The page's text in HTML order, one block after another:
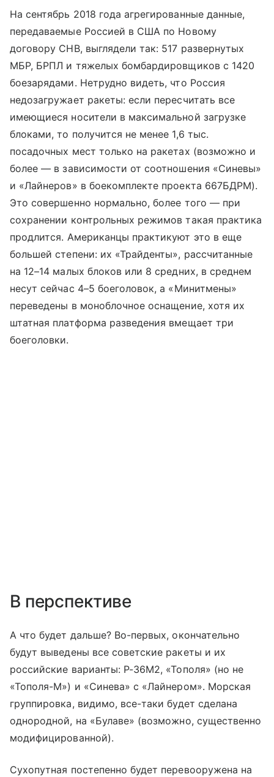
На сентябрь 2018 года агрегированные данные,
передаваемые Россией в США по Новому
договору СНВ, выглядели так: 517 развернутых
МБР, БРПЛ и тяжелых бомбардировщиков с 1420
боезарядами. Нетрудно видеть, что Россия
недозагружает ракеты: если пересчитать все
имеющиеся носители в максимальной загрузке
блоками, то получится не менее 1,6 тыс.
посадочных мест только на ракетах (возможно и
более — в зависимости от соотношения «Синевы»
и «Лайнеров» в боекомплекте проекта 667БДРМ).
Это совершенно нормально, более того — при
сохранении контрольных режимов такая практика
продлится. Американцы практикуют это в еще
большей степени: их «Трайденты», рассчитанные
на 12–14 малых блоков или 8 средних, в среднем
несут сейчас 4–5 боеголовок, а «Минитмены»
переведены в моноблочное оснащение, хотя их
штатная платформа разведения вмещает три
боеголовки.
В перспективе
А что будет дальше? Во-первых, окончательно
будут выведены все советские ракеты и их
российские варианты: Р-36М2, «Тополя» (но не
«Тополя-М») и «Синева» с «Лайнером». Морская
группировка, видимо, все-таки будет сделана
однородной, на «Булаве» (возможно, существенно
модифицированной).
Сухопутная постепенно будет перевооружена на